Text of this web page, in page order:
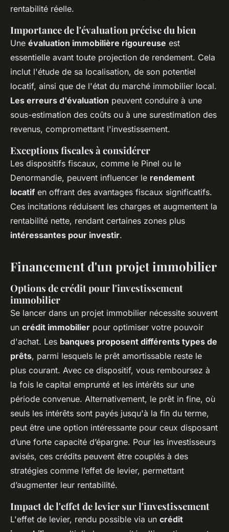
rentabilité réelle.
Importance de l'évaluation précise du bien
Une évaluation immobilière rigoureuse est
essentielle avant toute projection de rendement. Cela
inclut l'étude de sa localisation, de son potentiel
locatif, ainsi que de l'état du marché immobilier local.
Les erreurs d'évaluation peuvent conduire à une
sous-estimation des coûts ou à une surestimation des
revenus, compromettant l'investissement.
Exceptions fiscales à considérer
Les dispositifs fiscaux, comme le Pinel ou le
Denormandie, peuvent influencer le rendement
locatif en offrant des avantages fiscaux significatifs.
Ces incitations réduisent les charges et augmentent la
rentabilité nette, rendant certaines zones plus
intéressantes pour investir.
Financement d'un projet immobilier
Options de crédit pour l'investissement
immobilier
Se lancer dans un projet immobilier nécessite souvent
un crédit immobilier pour optimiser votre pouvoir
d'achat. Les banques proposent différents types de
prêts, parmi lesquels le prêt amortissable reste le
plus courant. Avec ce dispositif, vous remboursez à
la fois le capital emprunté et les intérêts sur une
période convenue. Alternativement, le prêt in fine, où
seuls les intérêts sont payés jusqu'à la fin du terme,
peut être une option intéressante pour ceux disposant
d’une forte capacité d’épargne. Pour les investisseurs
avisés, ces crédits peuvent être couplés à des
stratégies comme l’effet de levier, permettant
d’augmenter leur rentabilité.
Impact de l'effet de levier sur l'investissement
L'effet de levier, rendu possible via un crédit